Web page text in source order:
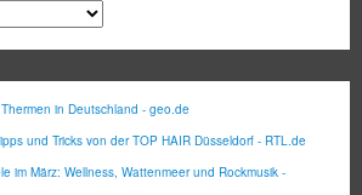
in Deutschland - geo.de
und Tricks von der TOP HAIR Düsseldorf - RTL.de
im März: Wellness, Wattenmeer und Rockmusik -